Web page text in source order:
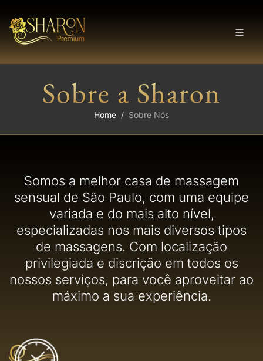
Sobre a Sharon
Home Sobre Nós
Somos a melhor casa de massagem
sensual de São Paulo, com uma equipe
variada e do mais alto nível,
especializadas nos mais diversos tipos
de massagens. Com localização
privilegiada e discrição em todos os
nossos serviços, para você aproveitar ao
máximo a sua experiência.